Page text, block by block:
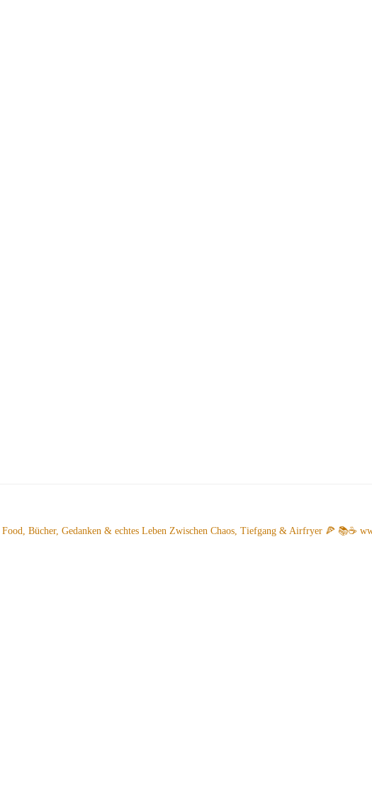
Food, Bücher, Gedanken & echtes Leben Zwischen Chaos, Tiefgang & Airfryer 🍕 📚☕️